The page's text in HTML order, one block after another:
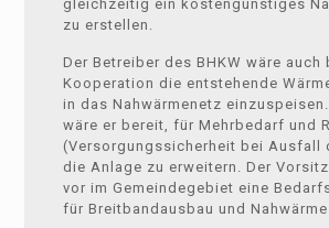
gleichzeitig ein kostengünstiges
zu erstellen.
Der Betreiber des BHKW wäre auch
Kooperation die entstehende
in das Nahwärmenetz
wäre er bereit, für Mehrbedarf und
(Versorgungssicherheit bei Ausfall
die Anlage zu erweitern. Der
vor im Gemeindegebiet eine
für Breitbandausbau und